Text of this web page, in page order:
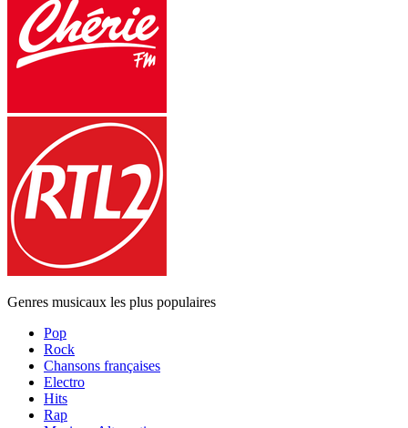
Genres musicaux les plus populaires
Pop
Rock
Chansons françaises
Electro
Hits
Rap